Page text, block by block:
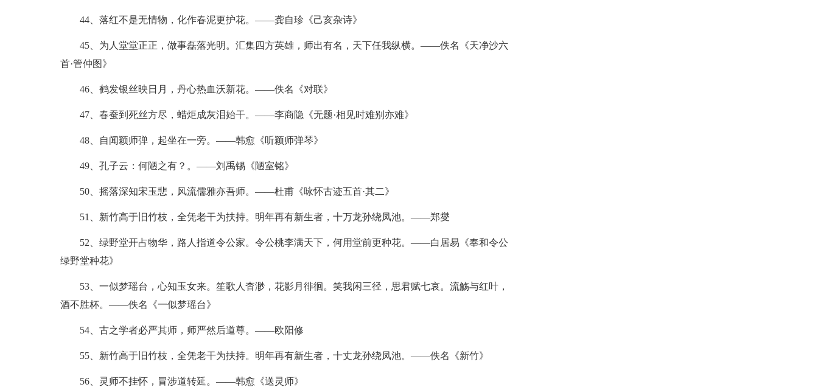
44、落红不是无情物，化作春泥更护花。——龚自珍《己亥杂诗》
45、为人堂堂正正，做事磊落光明。汇集四方英雄，师出有名，天下任我纵横。——佚名《天净沙六
首·管仲图》
46、鹤发银丝映日月，丹心热血沃新花。——佚名《对联》
47、春蚕到死丝方尽，蜡炬成灰泪始干。——李商隐《无题·相见时难别亦难》
48、自闻颖师弹，起坐在一旁。——韩愈《听颖师弹琴》
49、孔子云：何陋之有？。——刘禹锡《陋室铭》
50、摇落深知宋玉悲，风流儒雅亦吾师。——杜甫《咏怀古迹五首·其二》
51、新竹高于旧竹枝，全凭老干为扶持。明年再有新生者，十万龙孙绕凤池。——郑燮
52、绿野堂开占物华，路人指道令公家。令公桃李满天下，何用堂前更种花。——白居易《奉和令公
绿野堂种花》
53、一似梦瑶台，心知玉女来。笙歌人杳渺，花影月徘徊。笑我闲三径，思君赋七哀。流觞与红叶，
酒不胜杯。——佚名《一似梦瑶台》
54、古之学者必严其师，师严然后道尊。——欧阳修
55、新竹高于旧竹枝，全凭老干为扶持。明年再有新生者，十丈龙孙绕凤池。——佚名《新竹》
56、灵师不挂怀，冒涉道转延。——韩愈《送灵师》